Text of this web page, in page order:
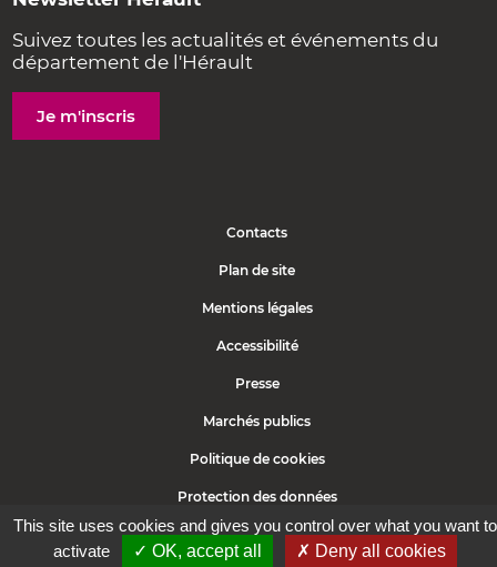
This site uses cookies and gives you control over what you want to
activate
✓ OK, accept all ✗ Deny all cookies
Suivez toutes les actualités et événements du
département de l'Hérault
Je m'inscris
Contacts
Plan de site
Mentions légales
Accessibilité
Presse
Marchés publics
Politique de cookies
Protection des données